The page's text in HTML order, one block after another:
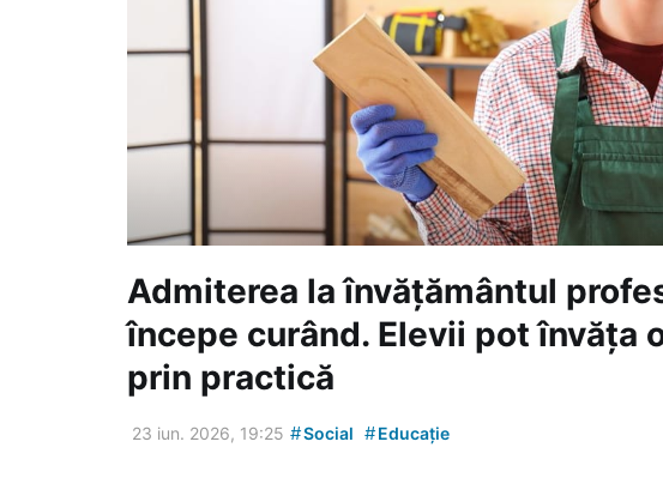
Admiterea la învățământul
începe curând. Elevii pot învăța
prin practică
23 iun. 2026, 19:25 #Social #Educație